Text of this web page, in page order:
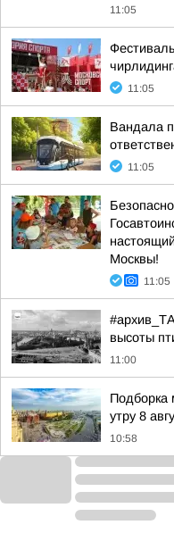
11:05
11:05
Вандала
11:05
Москвы!
11:05
высоты
11:00
Подборка
утру 8
10:58